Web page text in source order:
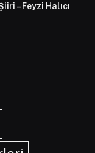
– Feyzi Halıcı